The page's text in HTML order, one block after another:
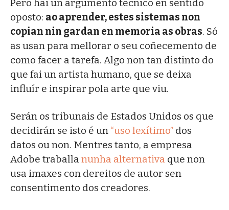
Pero hai un argumento técnico en sentido
oposto: ao aprender, estes sistemas non
copian nin gardan en memoria as obras. Só
as usan para mellorar o seu coñecemento de
como facer a tarefa. Algo non tan distinto do
que fai un artista humano, que se deixa
influír e inspirar pola arte que viu.
Serán os tribunais de Estados Unidos os que
decidirán se isto é un “uso lexítimo” dos
datos ou non. Mentres tanto, a empresa
Adobe traballa nunha alternativa que non
usa imaxes con dereitos de autor sen
consentimento dos creadores.